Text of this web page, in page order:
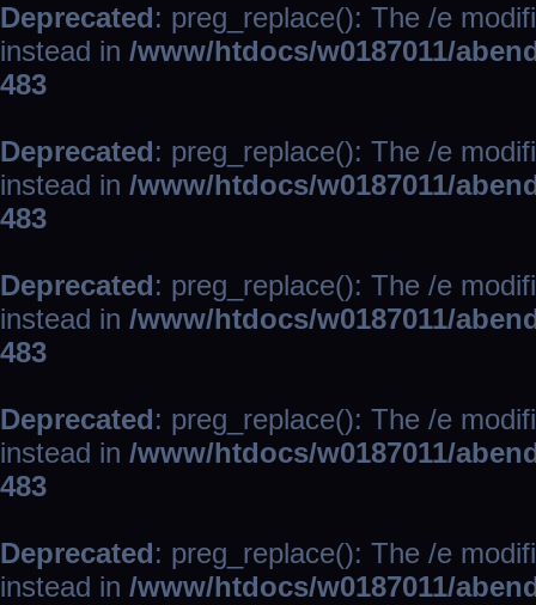
Deprecated: preg_replace(): The /e
instead in /www/htdocs/w0187011/
483
Deprecated: preg_replace(): The /e
instead in /www/htdocs/w0187011/
483
Deprecated: preg_replace(): The /e
instead in /www/htdocs/w0187011/
483
Deprecated: preg_replace(): The /e
instead in /www/htdocs/w0187011/
483
Deprecated: preg_replace(): The /e
instead in /www/htdocs/w0187011/